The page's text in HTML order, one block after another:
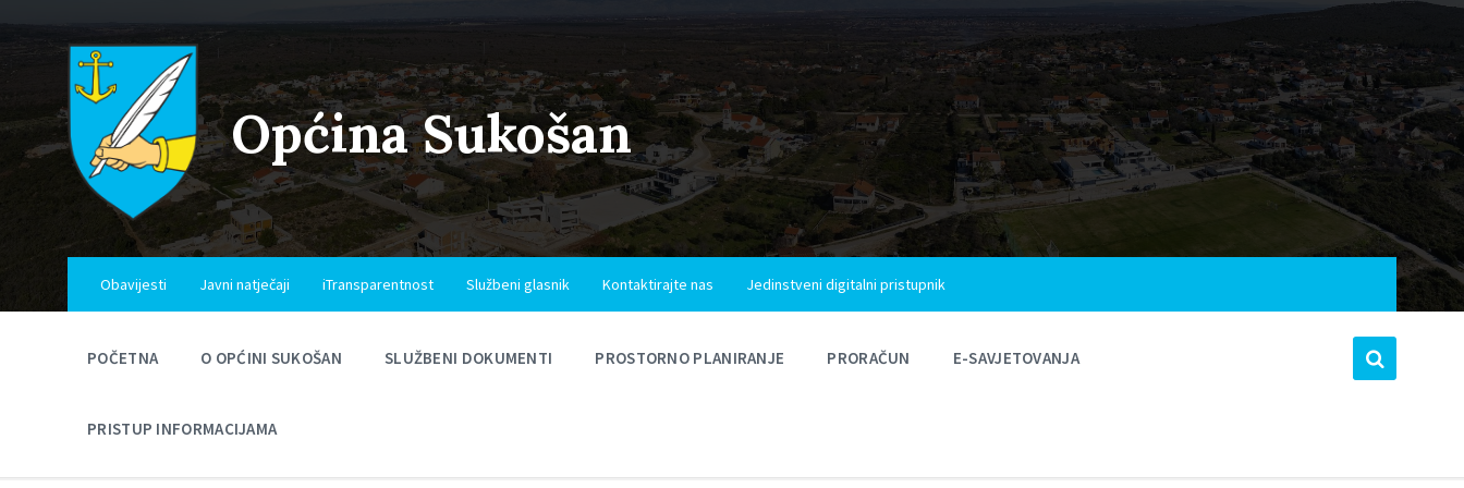
to
content
to
navigation
to
Općina Sukošan
Obavijesti Javni natječaji iTransparentnost Službeni glasnik Kontaktirajte nas Jedinstveni digitalni pristupnik
POČETNA O OPĆINI SUKOŠAN SLUŽBENI DOKUMENTI PROSTORNO PLANIRANJE PRORAČUN E-SAVJETOVANJA
PRISTUP INFORMACIJAMA